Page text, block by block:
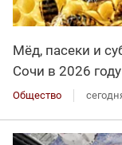
Мёд, пасеки и
Сочи в 2026 году
Общество